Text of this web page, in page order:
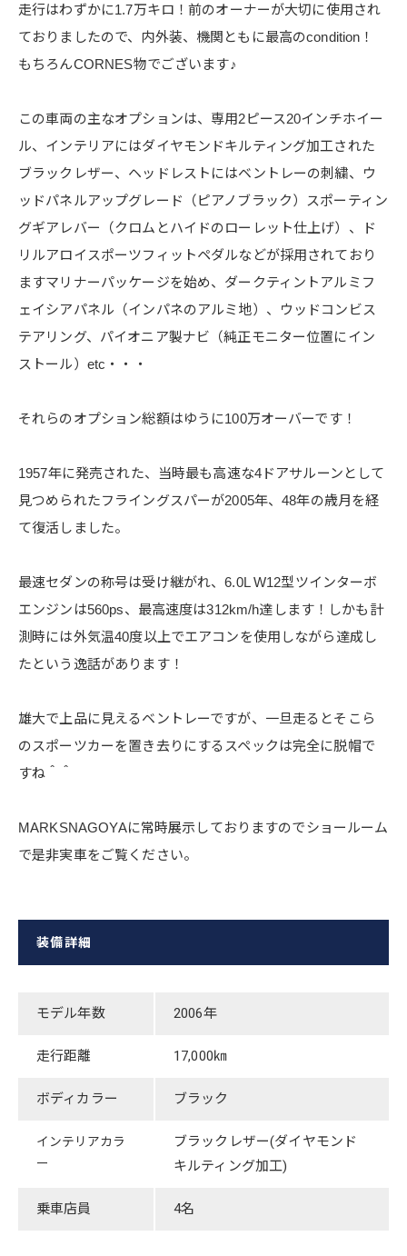
走行はわずかに1.7万キロ！前のオーナーが大切に使用され
ておりましたので、内外装、機関ともに最高のcondition！
もちろんCORNES物でございます♪
この車両の主なオプションは、専用2ピース20インチホイー
ル、インテリアにはダイヤモンドキルティング加工された
ブラックレザー、ヘッドレストにはベントレーの刺繍、ウ
ッドパネルアップグレード（ピアノブラック）スポーティン
グギアレバー（クロムとハイドのローレット仕上げ）、ド
リルアロイスポーツフィットペダルなどが採用されており
ますマリナーパッケージを始め、ダークティントアルミフ
ェイシアパネル（インパネのアルミ地）、ウッドコンビス
テアリング、パイオニア製ナビ（純正モニター位置にイン
ストール）etc・・・
それらのオプション総額はゆうに100万オーバーです！
1957年に発売された、当時最も高速な4ドアサルーンとして
見つめられたフライングスパーが2005年、48年の歳月を経
て復活しました。
最速セダンの称号は受け継がれ、6.0L W12型ツインターボ
エンジンは560ps、最高速度は312km/h達します！しかも計
測時には外気温40度以上でエアコンを使用しながら達成し
たという逸話があります！
雄大で上品に見えるベントレーですが、一旦走るとそこら
のスポーツカーを置き去りにするスペックは完全に脱帽で
すね＾＾
MARKSNAGOYAに常時展示しておりますのでショールーム
で是非実車をご覧ください。
装備詳細
モデル年数 ​2006年
走行距離 ​17,000㎞
ボディカラー ​ブラック
インテリアカラ
ー
​ブラックレザー(ダイヤモンド
キルティング加工)
乗車店員 4名